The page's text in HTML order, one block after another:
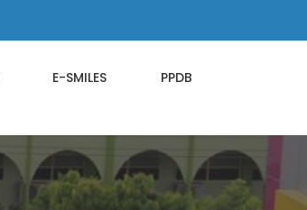
E-SMILES PPDB